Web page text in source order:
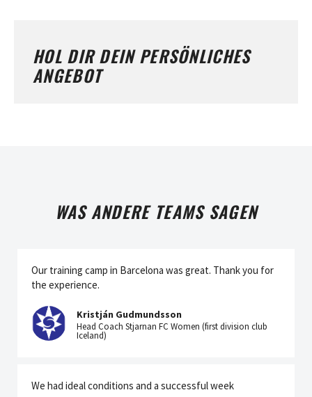
HOL DIR DEIN PERSÖNLICHES
ANGEBOT
WAS ANDERE TEAMS SAGEN
Our training camp in Barcelona was great. Thank you for
the experience.
Kristján Gudmundsson
Head Coach Stjarnan FC Women (first division club
Iceland)
We had ideal conditions and a successful week